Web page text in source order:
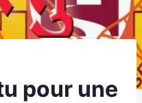
pour une